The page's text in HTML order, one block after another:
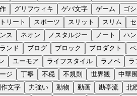
グリフウィキ ゲバ文字 ゲーム ゴ
リート スポーツ スリット スリム
ス ネオン ノスタルジー ノート ハン
ンド ブログ ブロック プロダクト
ユーモア ライフスタイル ラノベ ラ
ジ 丁寧 不穏 不規則 世界観 中華
文字 力強い 動物 動画 勘亭流 北